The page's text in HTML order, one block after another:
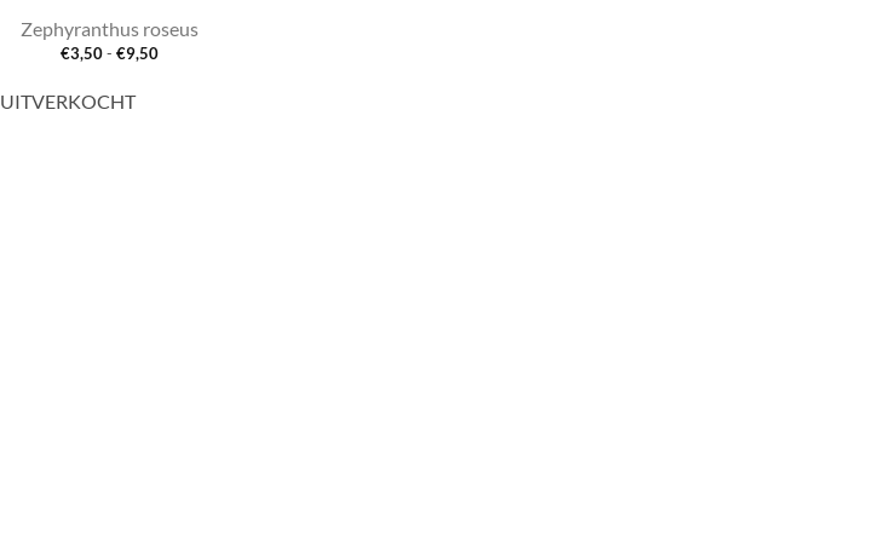
Zephyranthus roseus
€3,50 - €9,50Prijsklasse:
UITVERKOCHT